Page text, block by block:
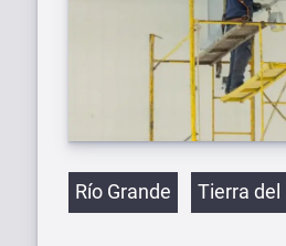
Etiquetas
Río Grande Tierra del